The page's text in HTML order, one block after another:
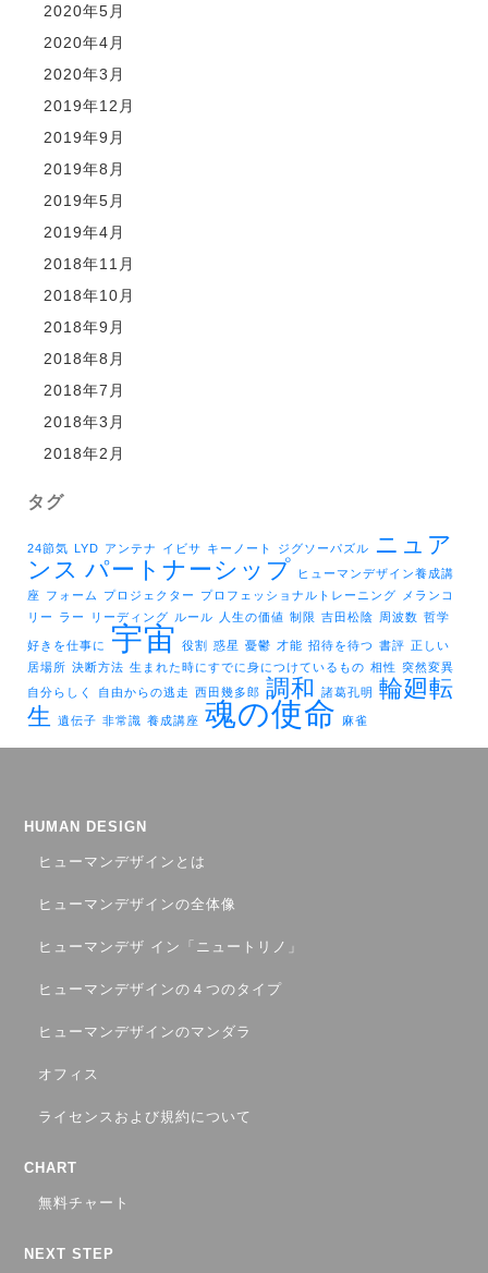
2020年5月
2020年4月
2020年3月
2019年12月
2019年9月
2019年8月
2019年5月
2019年4月
2018年11月
2018年10月
2018年9月
2018年8月
2018年7月
2018年3月
2018年2月
タグ
24節気 LYD アンテナ イビサ キーノート ジグソーパズル
ニュア
ンス パートナーシップ
ヒューマンデザイン養成講
座 フォーム プロジェクター プロフェッショナルトレーニング
メランコ
リー
ラー リーディング ルール 人生の価値 制限 吉田松陰 周波数 哲学
好きを仕事に 宇宙 役割 惑星 憂鬱 才能 招待を待つ 書評 正しい
居場所 決断方法 生まれた時にすでに身につけているもの 相性 突然変異
自分らしく
自由からの逃走 西田幾多郎 調和 諸葛孔明 輪廻転
生
遺伝子 非常識 養成講座 魂の使命 麻雀
HUMAN DESIGN
ヒューマンデザインとは
ヒューマンデザインの全体像
ヒューマンデザ イン「ニュートリノ」
ヒューマンデザインの４つのタイプ
ヒューマンデザインのマンダラ
オフィス
ライセンスおよび規約について
CHART
無料チャート
NEXT STEP